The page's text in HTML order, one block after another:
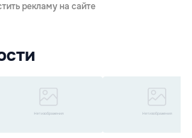
рекламу на сайте